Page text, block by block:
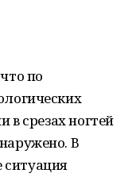
по
в срезах ногтей
В
ситуация